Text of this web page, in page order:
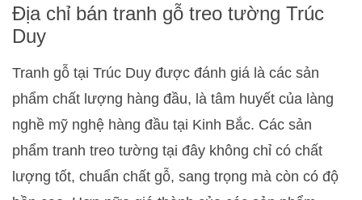
Địa chỉ bán tranh gỗ treo tường Trúc
Duy
Tranh gỗ tại Trúc Duy được đánh giá là các sản
phẩm chất lượng hàng đầu, là tâm huyết của làng
nghề mỹ nghệ hàng đầu tại Kinh Bắc. Các sản
phẩm tranh treo tường tại đây không chỉ có chất
lượng tốt, chuẩn chất gỗ, sang trọng mà còn có độ